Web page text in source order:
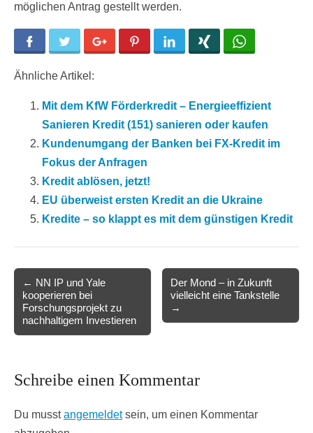
möglichen Antrag gestellt werden.
Facebook Twitter Google+ Pinterest LinkedIn
Ähnliche Artikel:
Mit dem KfW Förderkredit – Energieeffizient
Sanieren Kredit (151) sanieren oder kaufen
Kundenumgang der Banken bei FX-Kredit im
Fokus der Anfragen
Kredit ablösen, jetzt!
EU überweist ersten Kredit an die Ukraine
Kredite – so klappt es mit dem günstigen Kredit
navigation
← NN IP und Yale
kooperieren bei
Forschungsprojekt zu
nachhaltigem Investieren
Der Mond – in Zukunft
vielleicht eine Tankstelle
→
Schreibe einen Kommentar
Du musstangemeldetsein, um einen Kommentar